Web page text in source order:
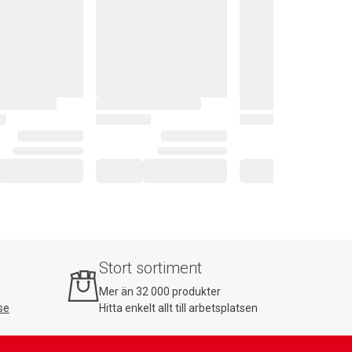
Stort sortiment
Mer än 32 000 produkter
Hitta enkelt allt till arbetsplatsen